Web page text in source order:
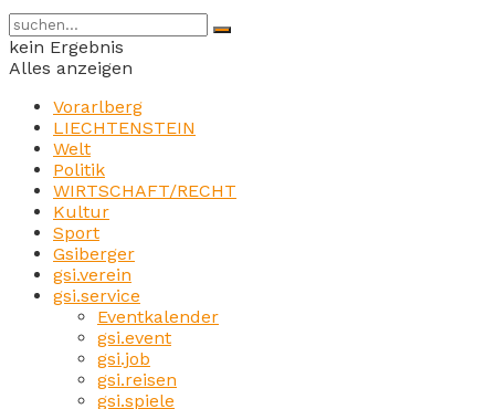
kein Ergebnis
Alles anzeigen
Vorarlberg
LIECHTENSTEIN
Welt
Politik
WIRTSCHAFT/RECHT
Kultur
Sport
Gsiberger
gsi.verein
gsi.service
Eventkalender
gsi.event
gsi.job
gsi.reisen
gsi.spiele